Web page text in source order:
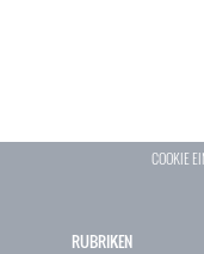
COOKIE
RUBRIKEN